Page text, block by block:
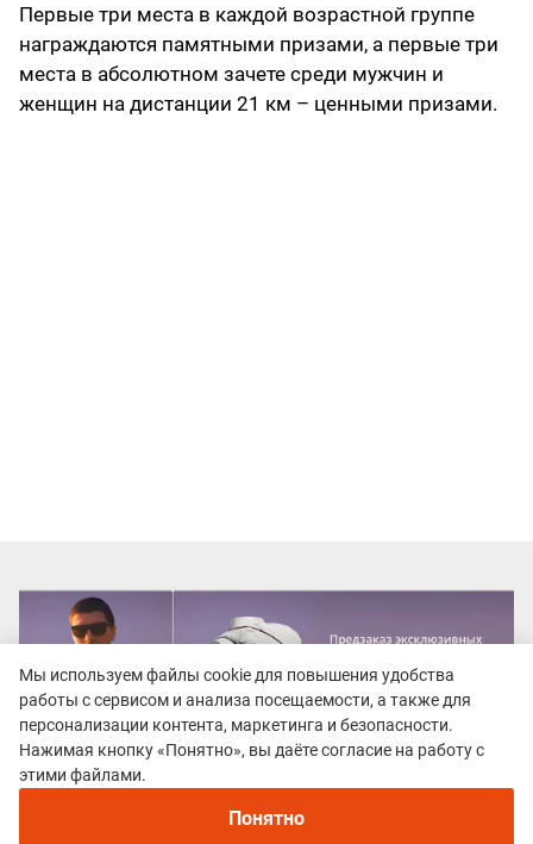
Первые три места в каждой возрастной группе
награждаются памятными призами, а первые три
места в абсолютном зачете среди мужчин и
женщин на дистанции 21 км – ценными призами.
Мы используем файлы cookie для повышения удобства
работы с сервисом и анализа посещаемости, а также для
персонализации контента, маркетинга и безопасности.
Нажимая кнопку «Понятно», вы даёте согласие на работу с
этими файлами.
Понятно